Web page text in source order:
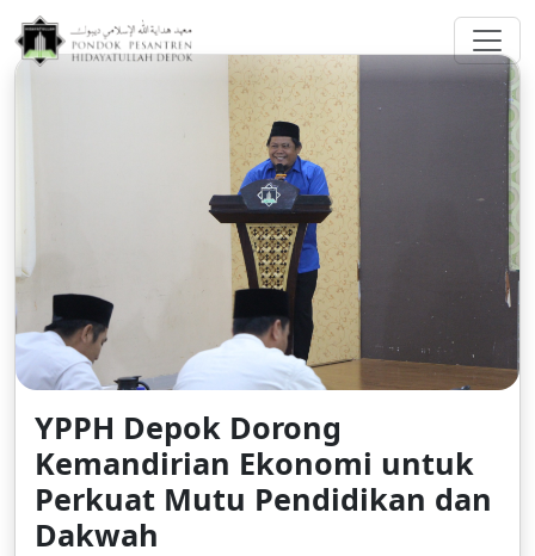
greenberggrossllp.com
YPPH Depok Dorong
Kemandirian Ekonomi untuk
Perkuat Mutu Pendidikan dan
Dakwah